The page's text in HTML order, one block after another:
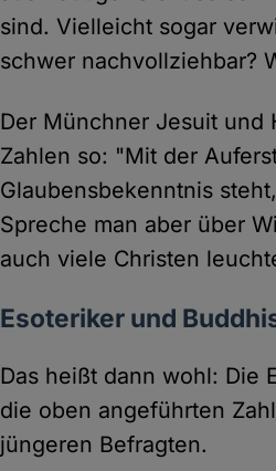
sind. Vielleicht sogar
schwer nachvollziehbar?
Der Münchner Jesuit und
Zahlen so: "Mit der
Glaubensbekenntnis
Spreche man aber über
auch viele Christen
Esoteriker und
Das heißt dann wohl: Die
die oben angeführten
jüngeren Befragten.